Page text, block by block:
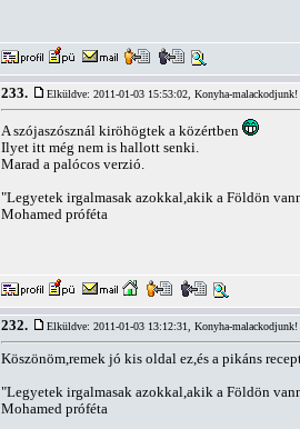
233. Elküldve: 2011-01-03 15:53:02, Konyha-malackodjunk!
A szójaszósznál kiröhögtek a közértben
Ilyet itt még nem is hallott senki.
Marad a palócos verzió.
"Legyetek irgalmasak azokkal,akik a Földön
Mohamed próféta
232. Elküldve: 2011-01-03 13:12:31, Konyha-malackodjunk!
Köszönöm,remek jó kis oldal ez,és a pikáns
"Legyetek irgalmasak azokkal,akik a Földön
Mohamed próféta